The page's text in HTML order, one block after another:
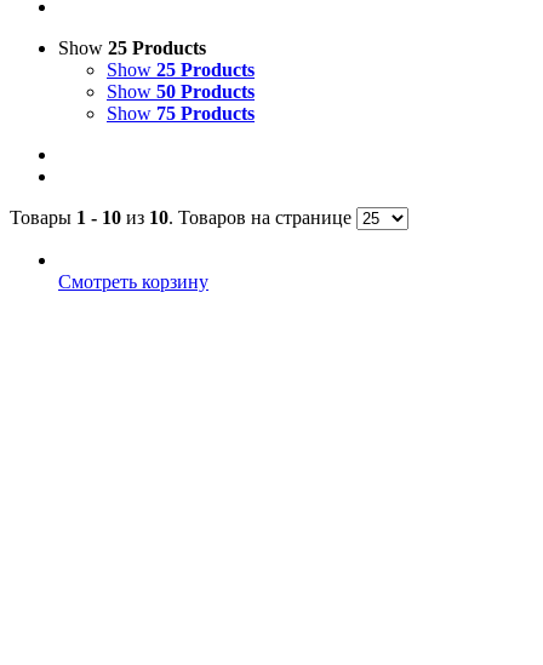
Show 25 Products
Show 25 Products
Show 50 Products
Show 75 Products
Товары 1 - 10 из 10. Товаров на странице
Смотреть корзину